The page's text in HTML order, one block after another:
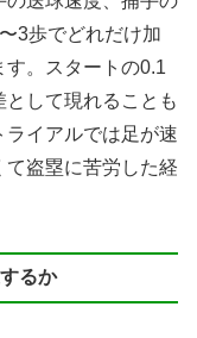
3歩でどれだけ加
。スタートの0.1
して現れることも
イアルでは足が速
盗塁に苦労した経
るか